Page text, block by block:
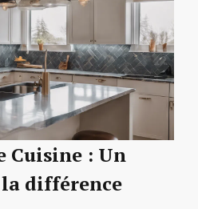
Cuisine : Un
différence